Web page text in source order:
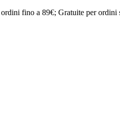
ordini fino a 89€; Gratuite perordini